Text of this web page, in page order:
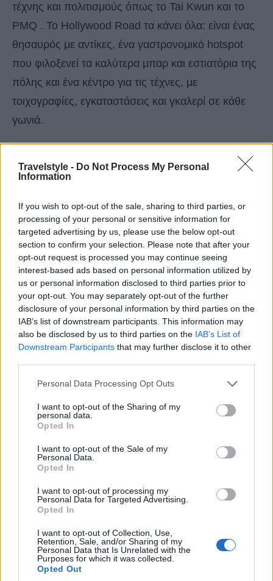
Travelstyle - Do Not Process My Personal
Information
If you wish to opt-out of the sale, sharing to third parties, or
processing of your personal or sensitive information for
targeted advertising by us, please use the below opt-out
section to confirm your selection. Please note that after your
opt-out request is processed you may continue seeing
interest-based ads based on personal information utilized by
us or personal information disclosed to third parties prior to
your opt-out. You may separately opt-out of the further
disclosure of your personal information by third parties on the
IAB’s list of downstream participants. This information may
also be disclosed by us to third parties on the IAB’s List of
Downstream Participants that may further disclose it to other
Please note that this website/app uses one or more Google
not limited to your visit or usage behaviour. You may click to
grant or deny consent to Google and its third-party tags to
use your data for below specified purposes in below Google
consent section.
Personal Data Processing Opt Outs
I want to opt-out of the Sharing of my
personal data.
Opted In
I want to opt-out of the Sale of my
Personal Data.
Opted In
I want to opt-out of processing my
Personal Data for Targeted Advertising.
Opted In
I want to opt-out of Collection, Use,
Retention, Sale, and/or Sharing of my
Personal Data that Is Unrelated with the
Purposes for which it was collected.
Opted Out
τέχνης και πολιτισμούς όπως το Tai Kwun και το
PMQ . Το Hollywood Road τα κάνει όλα: είναι ένας
θησαυρός με αντίκες, ένα γαστρονομικό hotspot
που φιλοξενεί τα καλύτερα μπαρ και εστιατόρια της
πόλης και ένα κέντρο για τις τέχνες, με
τοιχογραφίες, εγκαταστάσεις και γκαλερί σε κάθε
γωνιά.
3.East Eleventh, Ώστιν
πνεύμα της πόλης περισσότερο από αυτό το
τέταρτο μίλι του πεζοδρομίου ανατολικά του I-35.
Αν και δεν αγωνίζεται συνεχώς για τα φώτα της
δημοσιότητας όπως άλλες οδικές αρτηρίες γύρω
από την πόλη, το East Eleventh κερδίζει την
αγαπημένη του θέση μεταξύ των ντόπιων
πακετάροντας κάθε τετραγωνική ίντσα με απίστευτο
φαγητό, εξαιρετικό καφέ, έναν ιστορικό χώρο και
προσαρμοσμένη προσέγγιση που ακολουθούν οι
Αγοράστε τοπικά προϊόντα, μπείτε στο speakeasy
του Austin.